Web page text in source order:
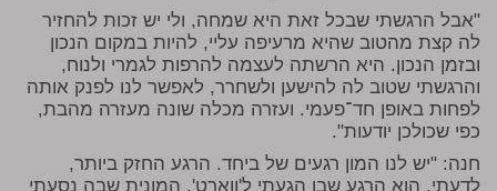
"אבל הרגשתי שבכל זאת היא שמחה, ולי יש זכות להחזיר
לה קצת מהטוב שהיא מרעיפה עליי, להיות במקום הנכון
ובזמן הנכון. היא הרשתה לעצמה להרפות לגמרי ולנוח,
והרגשתי שטוב לה להישען ולשחרר, לאפשר לנו לפנק אותה
לפחות באופן חד־פעמי. ועזרה מכלה שונה מעזרה מהבת,
כפי שכולכן יודעות".
חנה: "יש לנו המון רגעים של ביחד. הרגע החזק ביותר,
לדעתי, הוא הרגע שבו הגעתי ל'ווארט'. המונית שבה נסעתי